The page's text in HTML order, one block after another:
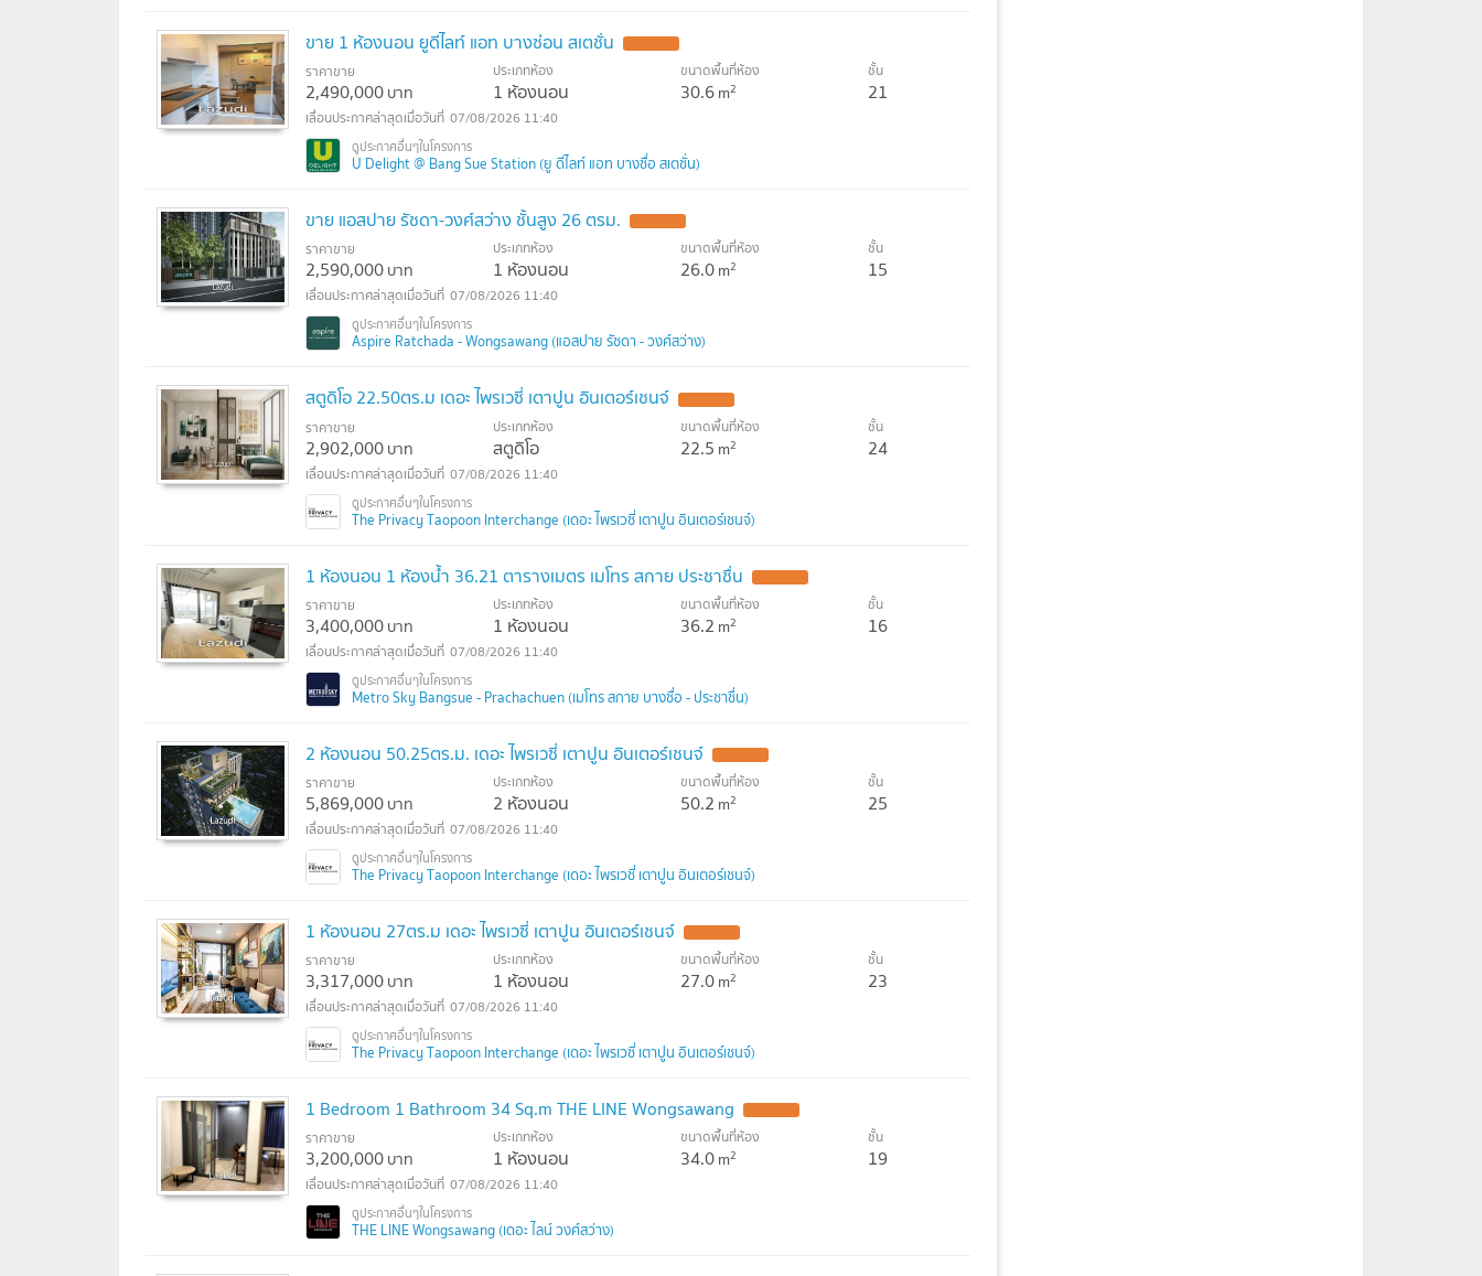
ขาย 1 ห้องนอน ยูดีไลท์ แอท บางซ่อน สเตชั่น
ราคาขาย
2,490,000บาท
ประเภทห้อง
1 ห้องนอน
ขนาดพื้นที่ห้อง
30.6m2
ชั้น
21
07/08/2026 11:40
U Delight @ Bang Sue Station (ยู ดีไลท์ แอท บางซื่อ สเตชั่น)
ขาย แอสปาย รัชดา-วงศ์สว่าง ชั้นสูง 26 ตรม.
ราคาขาย
2,590,000บาท
ประเภทห้อง
1 ห้องนอน
ขนาดพื้นที่ห้อง
26.0m2
ชั้น
15
07/08/2026 11:40
Aspire Ratchada - Wongsawang (แอสปาย รัชดา - วงศ์สว่าง)
สตูดิโอ 22.50ตร.ม เดอะ ไพรเวซี่ เตาปูน อินเตอร์เชนจ์
ราคาขาย
2,902,000บาท
ประเภทห้อง
สตูดิโอ
ขนาดพื้นที่ห้อง
22.5 m2
ชั้น
24
07/08/2026 11:40
The Privacy Taopoon Interchange (เดอะ ไพรเวซี่ เตาปูน อินเตอร์เชนจ์)
1 ห้องนอน 1 ห้องน้ำ 36.21 ตารางเมตร เมโทร สกาย ประชาชื่น
ราคาขาย
3,400,000บาท
ประเภทห้อง
1 ห้องนอน
ขนาดพื้นที่ห้อง
36.2 m2
ชั้น
16
07/08/2026 11:40
Metro Sky Bangsue - Prachachuen (เมโทร สกาย บางซื่อ - ประชาชื่น)
2 ห้องนอน 50.25ตร.ม. เดอะ ไพรเวซี่ เตาปูน อินเตอร์เชนจ์
ราคาขาย
5,869,000บาท
ประเภทห้อง
2 ห้องนอน
ขนาดพื้นที่ห้อง
50.2 m2
ชั้น
25
07/08/2026 11:40
The Privacy Taopoon Interchange (เดอะ ไพรเวซี่ เตาปูน อินเตอร์เชนจ์)
1 ห้องนอน 27ตร.ม เดอะ ไพรเวซี่ เตาปูน อินเตอร์เชนจ์
ราคาขาย
3,317,000บาท
ประเภทห้อง
1 ห้องนอน
ขนาดพื้นที่ห้อง
27.0m2
ชั้น
23
07/08/2026 11:40
The Privacy Taopoon Interchange (เดอะ ไพรเวซี่ เตาปูน อินเตอร์เชนจ์)
1 Bedroom 1 Bathroom 34 Sq.m THE LINE Wongsawang
ราคาขาย
3,200,000บาท
ประเภทห้อง
1 ห้องนอน
ขนาดพื้นที่ห้อง
34.0m2
ชั้น
19
07/08/2026 11:40
THE LINE Wongsawang (เดอะ ไลน์ วงศ์สว่าง)